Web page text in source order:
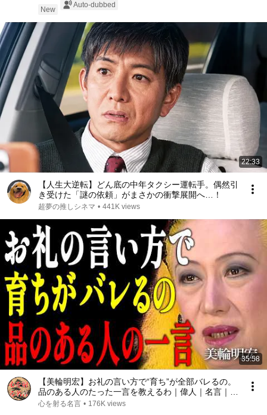
New
Auto-dubbed
22:33
【人生大逆転】どん底の中年タクシー運転手。偶然引
き受けた「謎の依頼」がまさかの衝撃展開へ…！
超夢の推しシネマ • 441K views
35:58
【美輪明宏】お礼の言い方で“育ち”が全部バレるの。
品のある人のたった一言を教えるわ｜偉人｜名言｜言
葉の力｜人生哲学｜
心を射る名言 • 176K views